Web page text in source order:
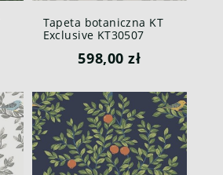
Tapeta botaniczna KT
Exclusive KT30507
British Heritage III
598,00 zł